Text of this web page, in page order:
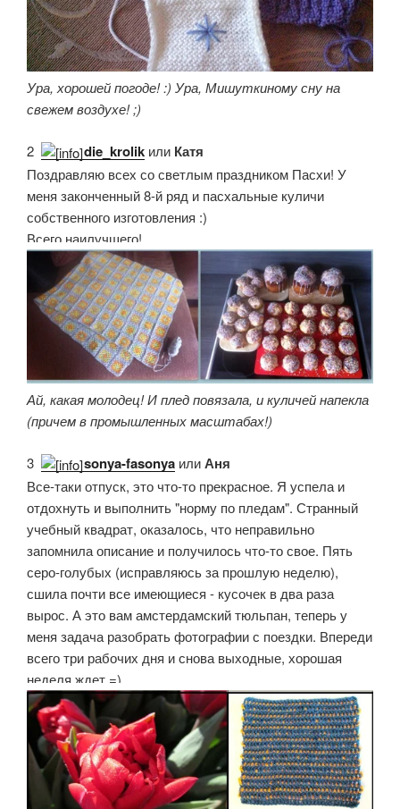
Ура, хорошей погоде! :) Ура, Мишуткиному сну на
свежем воздухе! ;)
2. die_krolik или Катя
Поздравляю всех со светлым праздником Пасхи! У
меня законченный 8-й ряд и пасхальные куличи
собственного изготовления :)
Всего наилучшего!
Ай, какая молодец! И плед повязала, и куличей напекла
(причем в промышленных масштабах!)
3. sonya-fasonya илиАня
Все-таки отпуск, это что-то прекрасное. Я успела и
отдохнуть и выполнить "норму по пледам". Странный
учебный квадрат, оказалось, что неправильно
запомнила описание и получилось что-то свое. Пять
серо-голубых (исправляюсь за прошлую неделю),
сшила почти все имеющиеся - кусочек в два раза
вырос. А это вам амстердамский тюльпан, теперь у
меня задача разобрать фотографии с поездки. Впереди
всего три рабочих дня и снова выходные, хорошая
неделя ждет =)